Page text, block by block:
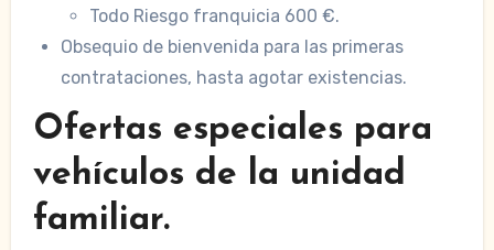
Todo Riesgo franquicia 600 €.
Obsequio de bienvenida para las primeras
contrataciones, hasta agotar existencias.
Ofertas especiales para
vehículos de la unidad
familiar.